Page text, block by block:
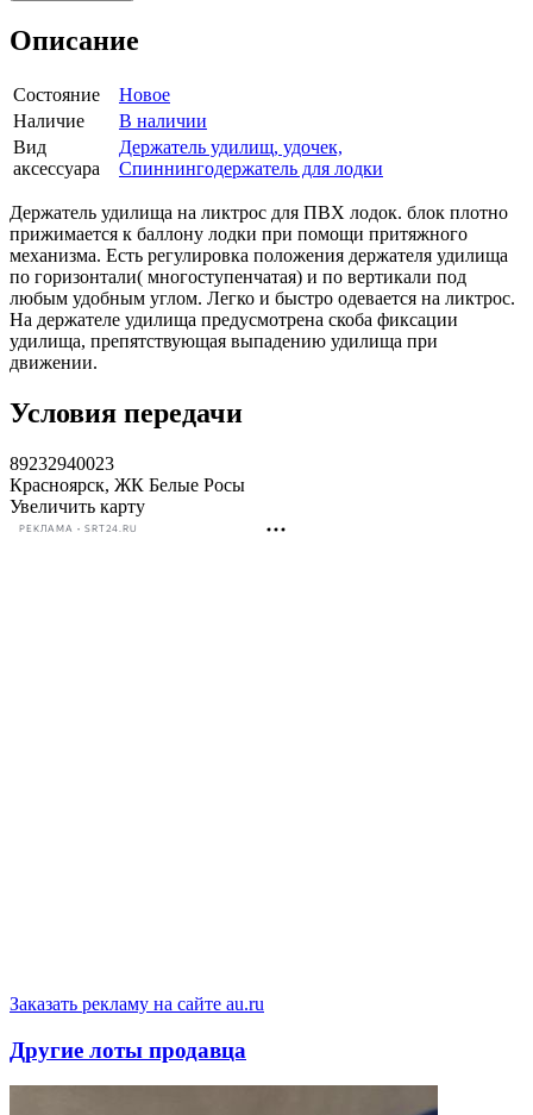
Описание
Состояние
Новое
Наличие
В наличии
Вид
аксессуара
Держатель удилищ, удочек,
Спиннингодержатель для лодки
Держатель удилища на ликтрос для ПВХ лодок. блок плотно
прижимается к баллону лодки при помощи притяжного
механизма. Есть регулировка положения держателя удилища
по горизонтали( многоступенчатая) и по вертикали под
любым удобным углом. Легко и быстро одевается на ликтрос.
На держателе удилища предусмотрена скоба фиксации
удилища, препятствующая выпадению удилища при
движении.
Условия передачи
89232940023
Красноярск, ЖК Белые Росы
Увеличить карту
РЕКЛАМА • SRT24.RU
Заказать рекламу на сайте au.ru
Другие лоты продавца